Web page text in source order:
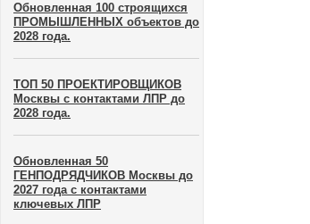
Обновленная 100 строящихся
ПРОМЫШЛЕННЫХ объектов до
2028 года.
ТОП 50 ПРОЕКТИРОВЩИКОВ
Москвы с контактами ЛПР до
2028 года.
Обновленная 50
ГЕНПОДРЯДЧИКОВ Москвы до
2027 года с контактами
ключевых ЛПР